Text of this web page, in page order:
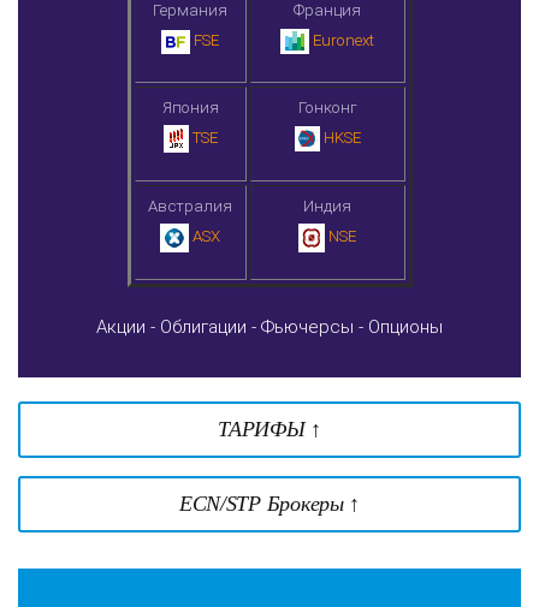
Германия
FSE
Франция
Euronext
Япония
TSE
Гонконг
HKSE
Австралия
ASX
Индия
NSE
Акции - Облигации - Фьючерсы - Опционы
ТАРИФЫ ↑
ECN/STP Брокеры ↑